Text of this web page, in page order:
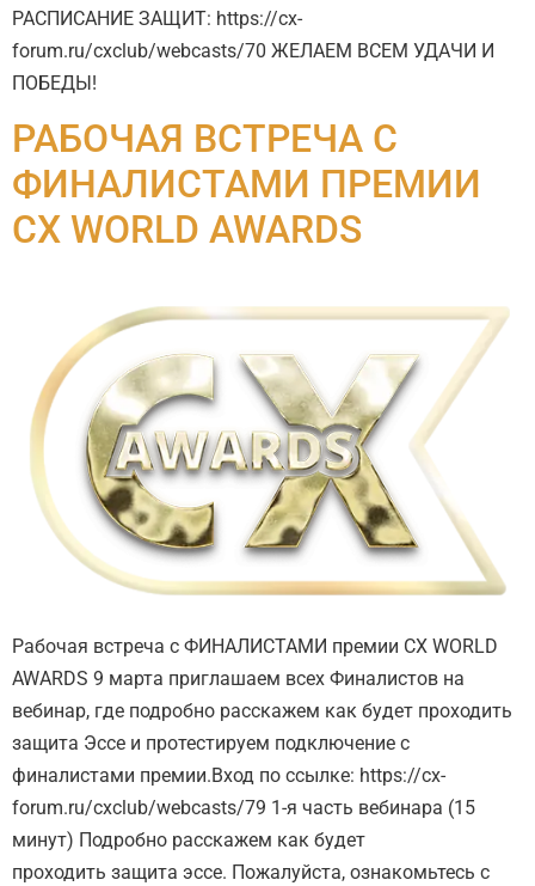
РАСПИСАНИЕ ЗАЩИТ: https://cx-
forum.ru/cxclub/webcasts/70 ЖЕЛАЕМ ВСЕМ УДАЧИ И
ПОБЕДЫ!
РАБОЧАЯ ВСТРЕЧА С
ФИНАЛИСТАМИ ПРЕМИИ
CX WORLD AWARDS
Рабочая встреча с ФИНАЛИСТАМИ премии CX WORLD
AWARDS 9 марта приглашаем всех Финалистов на
вебинар, где подробно расскажем как будет проходить
защита Эссе и протестируем подключение с
финалистами премии.Вход по ссылке: https://cx-
forum.ru/cxclub/webcasts/79 1-я часть вебинара (15
минут) Подробно расскажем как будет
проходить защита эссе. Пожалуйста, ознакомьтесь с